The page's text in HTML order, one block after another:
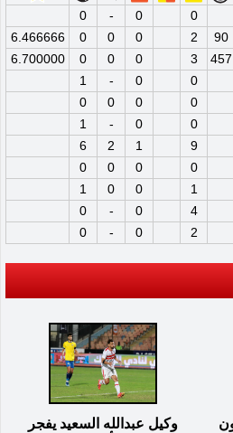
0
0
-
0
90
2
0
0
0
6.466666
457
3
0
0
0
6.700000
0
0
-
1
0
0
0
0
0
0
-
1
9
1
2
6
0
0
0
0
1
0
0
1
4
0
-
0
2
0
-
0
وكيل عبدالله السعيد يفجر